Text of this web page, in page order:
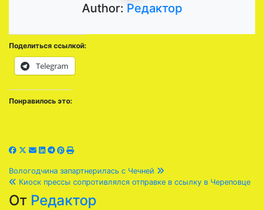
Author: Редактор
Поделиться ссылкой:
Telegram
Понравилось это:
Навигация
по
Вологодчина запартнерилась с Чечней
Киоск прессы сопротивлялся отправке в ссылку в Череповце
От Редактор